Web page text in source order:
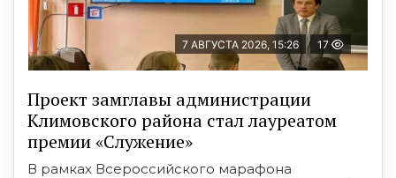
7 АВГУСТА 2026, 15:26 17
Проект замглавы администрации
Климовского района стал лауреатом
премии «Служение»
В рамках Всероссийского марафона